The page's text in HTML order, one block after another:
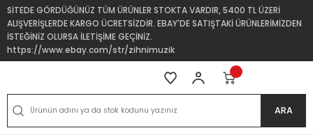
SİTEDE GÖRDÜĞÜNÜZ TÜM ÜRÜNLER STOKTA VARDIR, 5400 TL ÜZERİ
ALIŞVERİŞLERDE KARGO ÜCRETSİZDİR. EBAY'DE SATIŞTAKİ ÜRÜNLERİMİZDEN
İSTEĞİNİZ OLURSA İLETİŞİME GEÇİNİZ.
https://www.ebay.com/str/zihnimuzik
ARA